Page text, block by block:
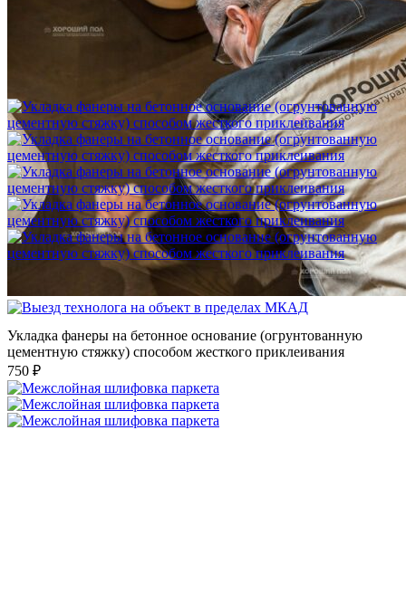
Шлифовка стяжки с сохранением уклона
Укладка фанеры на бетонное основание (огрунтованную
цементную стяжку) способом жесткого приклеивания
750 ₽